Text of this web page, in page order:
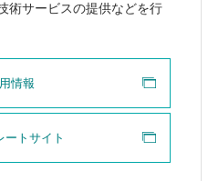
術サービスの提供などを行
情報
ートサイト